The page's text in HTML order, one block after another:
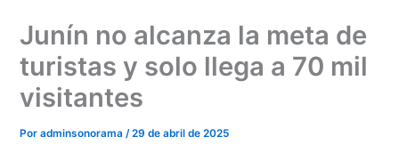
contenido
Junín no alcanza la meta de
turistas y solo llega a 70 mil
visitantes
Poradminsonorama/29 de abril de 2025